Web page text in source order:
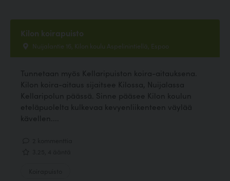
Kilon koirapuisto
Nuijalantie 16, Kilon koulu Aspelinintiellä, Espoo
Tunnetaan myös Kellaripuiston koira-aitauksena.
Kilon koira-aitaus sijaitsee Kilossa, Nuijalassa
Kellaripolun päässä. Sinne pääsee Kilon koulun
eteläpuolelta kulkevaa kevyenliikenteen väylää
kävellen....